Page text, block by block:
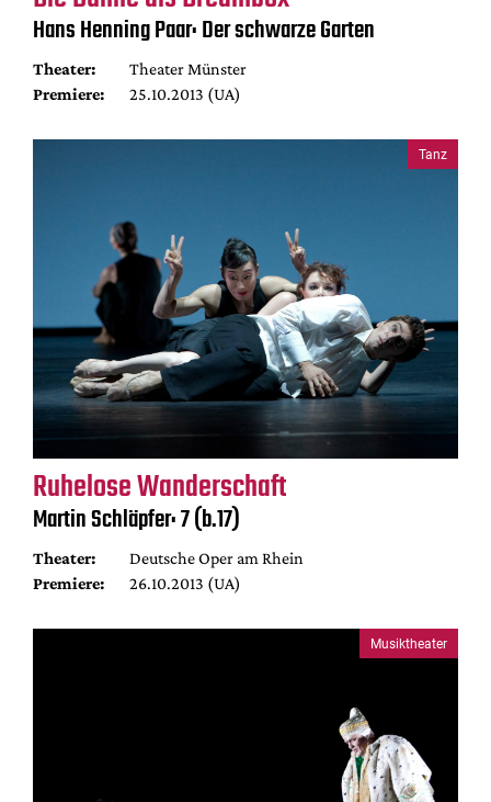
Mediadaten
Suche
Hans Henning Paar: Der schwarze Garten
Theater:
Theater Münster
Premiere:
25.10.2013 (UA)
Tanz
Ruhelose Wanderschaft
Martin Schläpfer: 7 (b.17)
Theater:
Deutsche Oper am Rhein
Premiere:
26.10.2013 (UA)
Musiktheater